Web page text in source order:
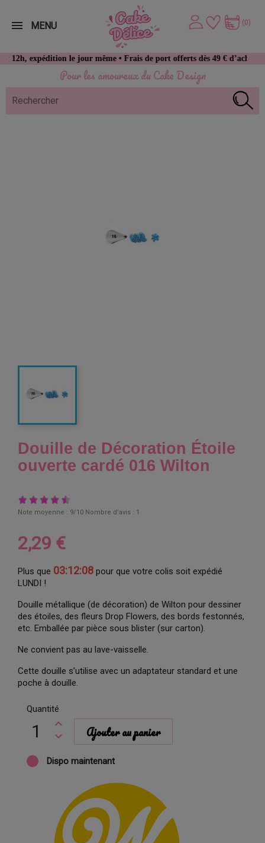
Pour les amoureux du Cake Design
expédition le jour même • Frais de port offerts dès 49 € d’achat
(0)
MENU
Douille de Décoration Étoile
ouverte cardé 016 Wilton
Note moyenne : 9/10 Nombre d'avis : 1
2,29 €
Plus que 03:12:07 pour que votre colis soit expédié
LUNDI !
Douille métallique (de décoration) de Wilton pour dessiner
des étoiles, des fleurs Drop Flowers, des bords festonnés,
etc. Emballée par pièce sous blister (sur carton).
Ne convient pas au lave-vaisselle.
Cette douille s’utilise avec un adaptateur standard et une
poche à douille.
Quantité
Ajouter au panier
Dispo maintenant